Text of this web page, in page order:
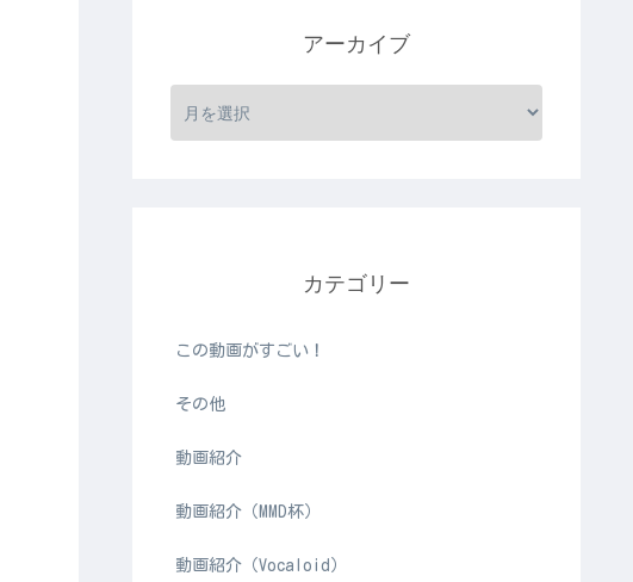
アーカイブ
カテゴリー
この動画がすごい！
その他
動画紹介
動画紹介（MMD杯）
動画紹介（Vocaloid）